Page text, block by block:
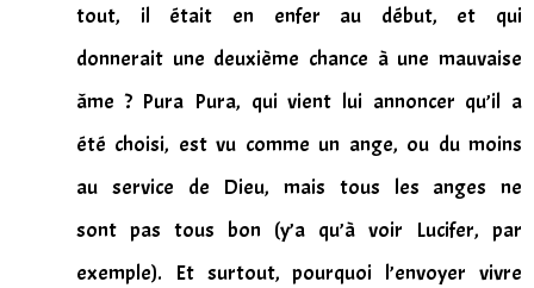
tout, il était en enfer au début, et qui
donnerait une deuxième chance à une mauvaise
âme ? Pura Pura, qui vient lui annoncer qu’il a
été choisi, est vu comme un ange, ou du moins
au service de Dieu, mais tous les anges ne
sont pas tous bon (y’a qu’à voir Lucifer, par
exemple). Et surtout, pourquoi l’envoyer vivre